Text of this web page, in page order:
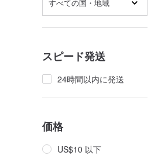
すべての国・地域
スピード発送
24時間以内に発送
価格
US$10 以下